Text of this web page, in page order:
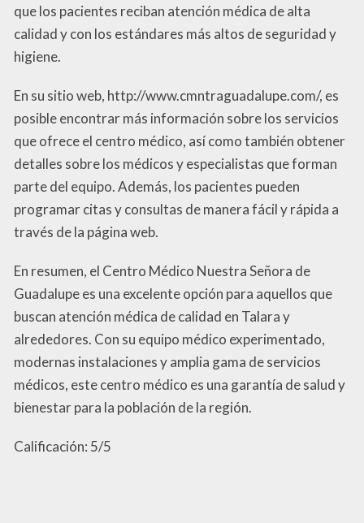
que los pacientes reciban atención médica de alta
calidad y con los estándares más altos de seguridad y
higiene.
En su sitio web, http://www.cmntraguadalupe.com/, es
posible encontrar más información sobre los servicios
que ofrece el centro médico, así como también obtener
detalles sobre los médicos y especialistas que forman
parte del equipo. Además, los pacientes pueden
programar citas y consultas de manera fácil y rápida a
través de la página web.
En resumen, el Centro Médico Nuestra Señora de
Guadalupe es una excelente opción para aquellos que
buscan atención médica de calidad en Talara y
alrededores. Con su equipo médico experimentado,
modernas instalaciones y amplia gama de servicios
médicos, este centro médico es una garantía de salud y
bienestar para la población de la región.
Calificación: 5/5